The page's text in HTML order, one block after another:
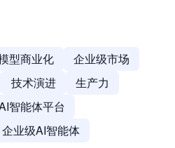
型商业化
企业级市场
技术演进
生产力
智能体平台
企业级AI智能体